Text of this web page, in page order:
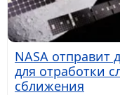
NASA отправит
для отработки
сближения